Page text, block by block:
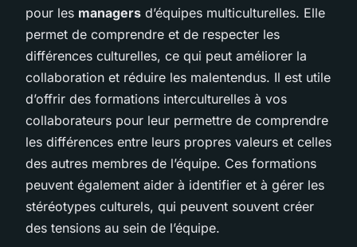
pour les managers d’équipes multiculturelles. Elle
permet de comprendre et de respecter les
différences culturelles, ce qui peut améliorer la
collaboration et réduire les malentendus. Il est utile
d’offrir des formations interculturelles à vos
collaborateurs pour leur permettre de comprendre
les différences entre leurs propres valeurs et celles
des autres membres de l’équipe. Ces formations
peuvent également aider à identifier et à gérer les
stéréotypes culturels, qui peuvent souvent créer
des tensions au sein de l’équipe.